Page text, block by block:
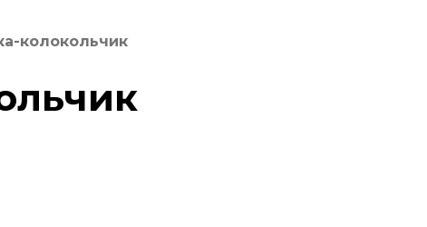
колокольчик